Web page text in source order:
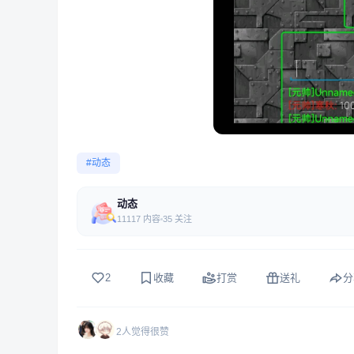
#动态
动态
11117 内容 35 关注
2 收藏 打赏 送礼
2人觉得很赞